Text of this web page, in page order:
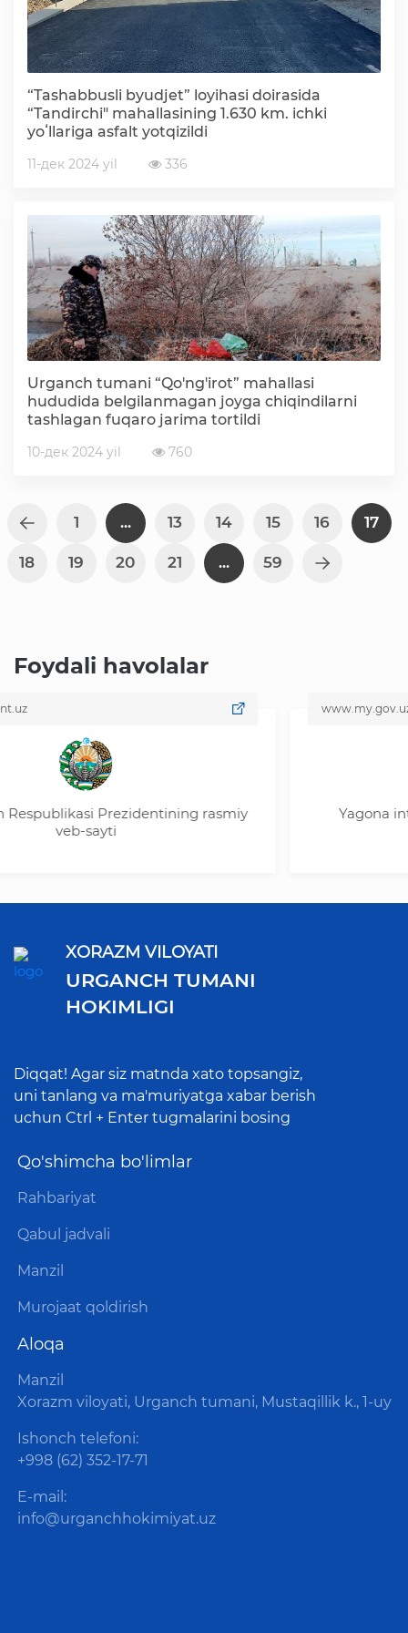
“Tashabbusli byudjet” loyihasi doirasida
“Tandirchi" mahallasining 1.630 km. ichki
yoʻllariga asfalt yotqizildi
11-дек 2024 yil 336
Urganch tumani “Qo'ng'irot” mahallasi
hududida belgilanmagan joyga chiqindilarni
tashlagan fuqaro jarima tortildi
10-дек 2024 yil 760
1 ... 13 14 15 16 17
18 19 20 21 ... 59
Foydali havolalar
Prezidentining rasmiy
veb-sayti
www.my.gov.uz
Yagona
XORAZM VILOYATI
URGANCH TUMANI
HOKIMLIGI
Diqqat! Agar siz matnda xato topsangiz,
uni tanlang va ma'muriyatga xabar berish
uchun Ctrl + Enter tugmalarini bosing
Qo'shimcha bo'limlar
Rahbariyat
Qabul jadvali
Manzil
Murojaat qoldirish
Aloqa
Manzil
Xorazm viloyati, Urganch tumani, Mustaqillik k., 1-uy
Ishonch telefoni:
+998 (62) 352-17-71
E-mail:
info@urganchhokimiyat.uz